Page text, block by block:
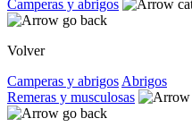
Camperas y abrigos
Volver
Camperas y abrigos Abrigos
Remeras y musculosas